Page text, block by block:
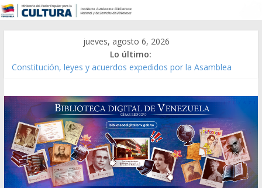
jueves, agosto 6, 2026
Lo último:
Constitución, leyes y acuerdos expedidos por la Asamblea
Modesta Bor Sánchez [material gráfico]
Gaceta Oficial de la República de Venezuela año CXXXIII Mes V,
Caracas 09 de marzo de 2006 N° 38.394
Catálogo temático de obras de Modesta Bor